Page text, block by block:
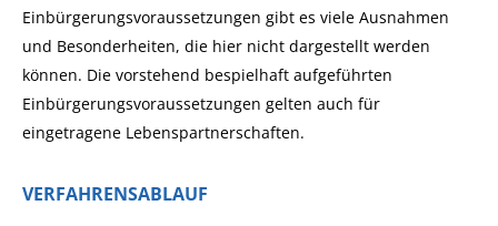
Einbürgerungsvoraussetzungen gibt es viele Ausnahmen
und Besonderheiten, die hier nicht dargestellt werden
können. Die vorstehend bespielhaft aufgeführten
Einbürgerungsvoraussetzungen gelten auch für
eingetragene Lebenspartnerschaften.
VERFAHRENSABLAUF